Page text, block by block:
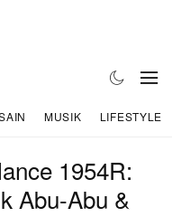
MUSIK LIFESTYLE
1954R:
Abu-Abu &